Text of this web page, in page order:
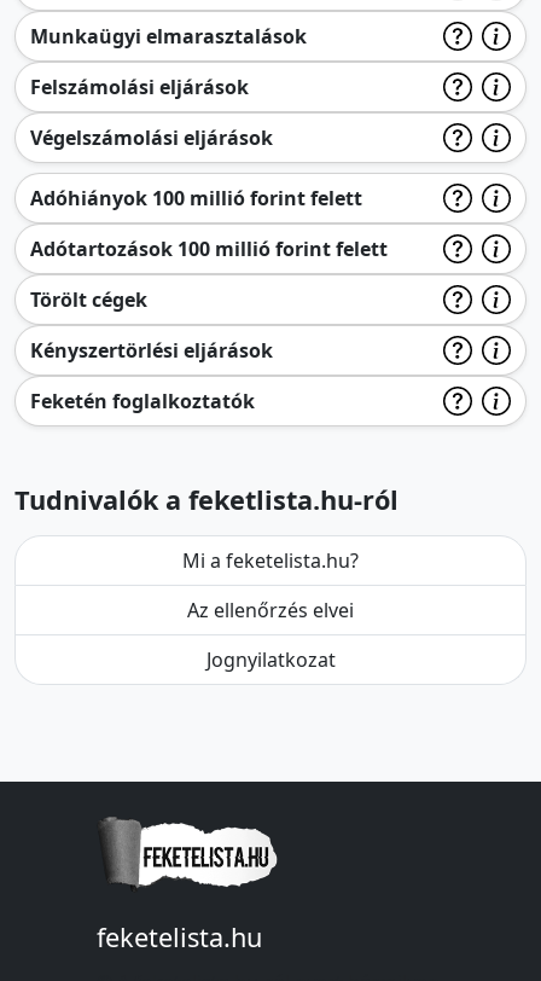
Munkaügyi elmarasztalások
Felszámolási eljárások
Végelszámolási eljárások
Adóhiányok 100 millió forint felett
Adótartozások 100 millió forint felett
Törölt cégek
Kényszertörlési eljárások
Feketén foglalkoztatók
Tudnivalók a feketlista.hu-ról
Mi a feketelista.hu?
Az ellenőrzés elvei
Jognyilatkozat
feketelista.hu